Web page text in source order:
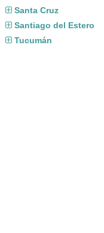
Santa Cruz
Santiago del Estero
Tucumán